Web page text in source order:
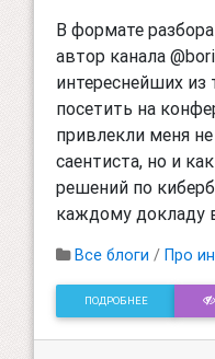
В формате
автор канала
интереснейших из
посетить на
привлекли меня
саентиста, но и
решений по
каждому докладу
Все блоги / Про
ПОДРОБНЕЕ